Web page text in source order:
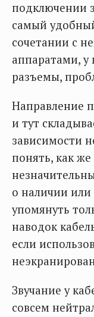
подключении
самый
сочетании с
аппаратами, у
разъемы,
Направление
и тут
зависимости
понять, как
о наличии или
упомянуть
наводок
если
Звучание у
совсем